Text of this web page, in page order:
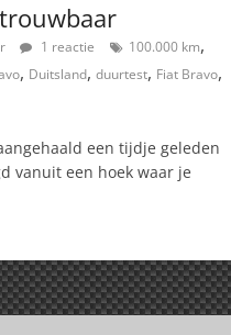
1 reactie 100.000 km,
, Duitsland, duurtest, Fiat Bravo,
een tijdje geleden
vanuit een hoek waar je